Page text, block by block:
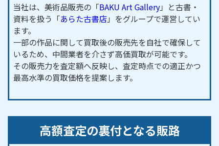
当社は、美術品販売の「BAKU Art Gallery」と古書・
資料を扱う「あらた古書店」をグループで運営してい
ます。
一部の作品に関して買取後の販売先を自社で確保して
いるため、中間業者を介さず高価買取が可能です。
その販売力を査定額へ反映し、査定時点での適正かつ
最高水準の買取価格を提案します。
高額査定の裏付となる販路